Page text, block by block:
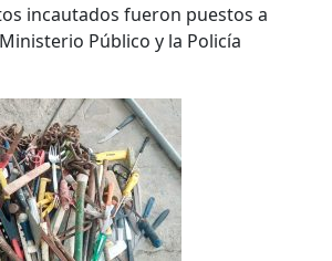
incautados fueron puestos a
Público y la Policía